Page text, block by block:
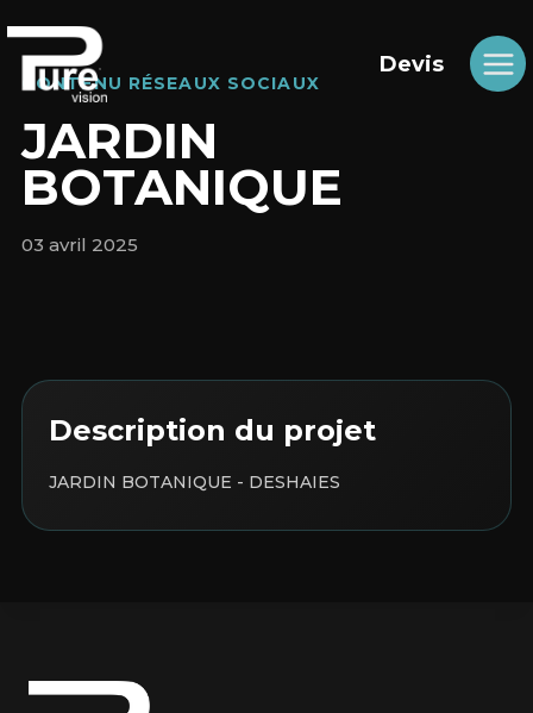
au
contenu
Devis
CONTENU RÉSEAUX SOCIAUX
JARDIN
BOTANIQUE
03 avril 2025
Description du projet
JARDIN BOTANIQUE - DESHAIES